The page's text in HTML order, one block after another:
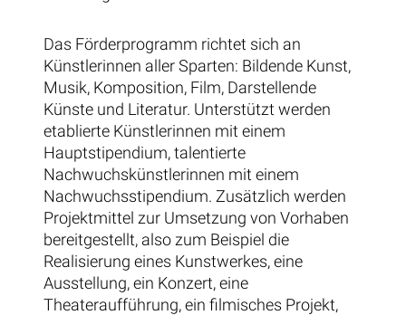
Das Förderprogramm richtet sich an
Künstlerinnen aller Sparten: Bildende Kunst,
Musik, Komposition, Film, Darstellende
Künste und Literatur. Unterstützt werden
etablierte Künstlerinnen mit einem
Hauptstipendium, talentierte
Nachwuchskünstlerinnen mit einem
Nachwuchsstipendium. Zusätzlich werden
Projektmittel zur Umsetzung von Vorhaben
bereitgestellt, also zum Beispiel die
Realisierung eines Kunstwerkes, eine
Ausstellung, ein Konzert, eine
Theateraufführung, ein filmisches Projekt,